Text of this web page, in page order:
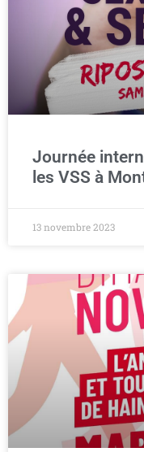
Journée
les VSS à
13 novembre 2023